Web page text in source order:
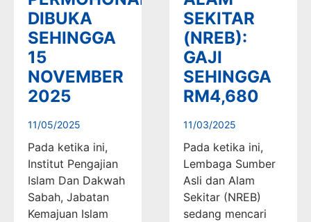
DIBUKA
SEHINGGA
15
NOVEMBER
2025
11/05/2025
Pada ketika ini,
Institut Pengajian
Islam Dan Dakwah
Sabah, Jabatan
Kemajuan Islam
SEKITAR
(NREB):
GAJI
SEHINGGA
RM4,680
11/03/2025
Pada ketika ini,
Lembaga Sumber
Asli dan Alam
Sekitar (NREB)
sedang mencari